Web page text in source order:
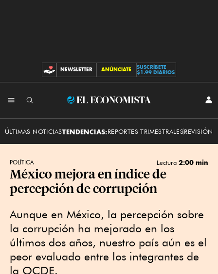
CONTRIBUCIONES
NEWSLETTER ANÚNCIATE
SUSCRÍBETE
$1.99 DIARIOS
El
ÚLTIMAS NOTICIASTENDENCIAS:REPORTES TRIMESTRALESREVISIÓN
POLÍTICA Lectura 2:00 min
México mejora en índice de
percepción de corrupción
Aunque en México, la percepción sobre
la corrupción ha mejorado en los
últimos dos años, nuestro país aún es el
peor evaluado entre los integrantes de
la OCDE.